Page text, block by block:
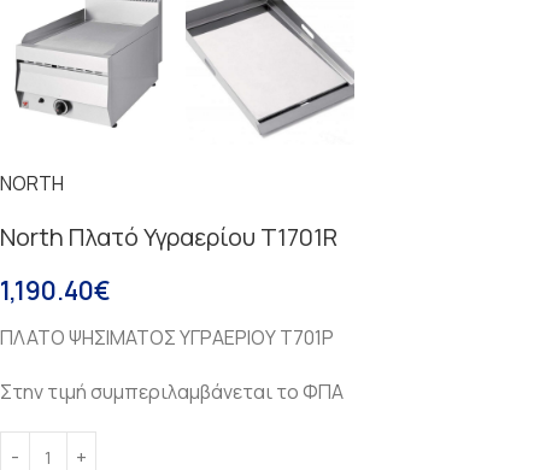
NORTH
North Πλατό Υγραερίου T1701R
1,190.40€
ΠΛΑΤΟ ΨΗΣΙΜΑΤΟΣ ΥΓΡΑΕΡΙΟΥ T701P
Στην τιμή συμπεριλαμβάνεται το ΦΠΑ